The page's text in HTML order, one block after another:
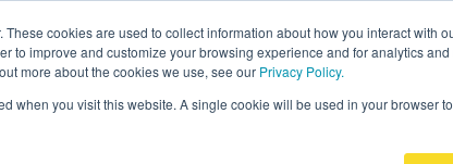
cookies are used to collect information about how you interact with
to improve and customize your browsing experience and for analytics
more about the cookies we use, see our Privacy Policy.
when you visit this website. A single cookie will be used in your browser
in de media
Producten Onze klanten Kennisbank